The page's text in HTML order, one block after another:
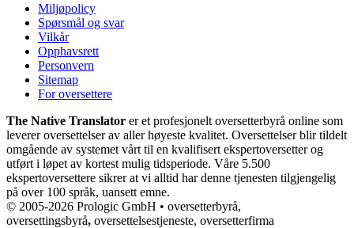
Miljøpolicy
Spørsmål og svar
Vilkår
Opphavsrett
Personvern
Sitemap
For oversettere
The Native Translator er et profesjonelt oversetterbyrå online som
leverer oversettelser av aller høyeste kvalitet. Oversettelser blir tildelt
omgående av systemet vårt til en kvalifisert ekspertoversetter og
utført i løpet av kortest mulig tidsperiode. Våre 5.500
ekspertoversettere sikrer at vi alltid har denne tjenesten tilgjengelig
på over 100 språk, uansett emne.
© 2005-2026 Prologic GmbH • oversetterbyrå,
oversettingsbyrå, oversettelsestjeneste, oversetterfirma